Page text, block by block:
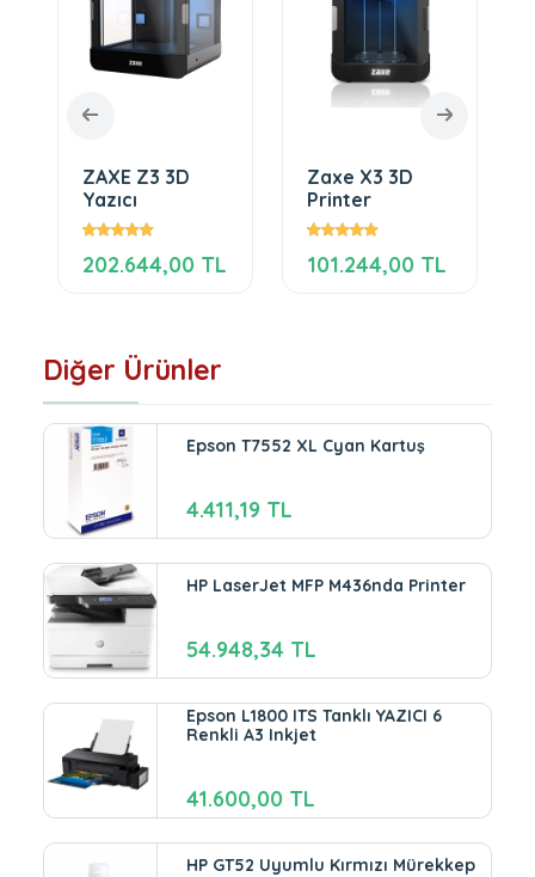
ZAXE Z3 3D
Yazıcı
202.644,00 TL
Zaxe X3 3D
Printer
101.244,00 TL
Diğer Ürünler
Epson T7552 XL Cyan Kartuş
4.411,19 TL
HP LaserJet MFP M436nda Printer
54.948,34 TL
Epson L1800 ITS Tanklı YAZICI 6
Renkli A3 Inkjet
41.600,00 TL
HP GT52 Uyumlu Kırmızı Mürekkep